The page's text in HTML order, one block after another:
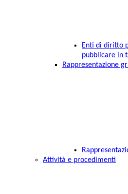
Enti di diritto
pubblicare in
Rappresentazione
Attività e procedimenti